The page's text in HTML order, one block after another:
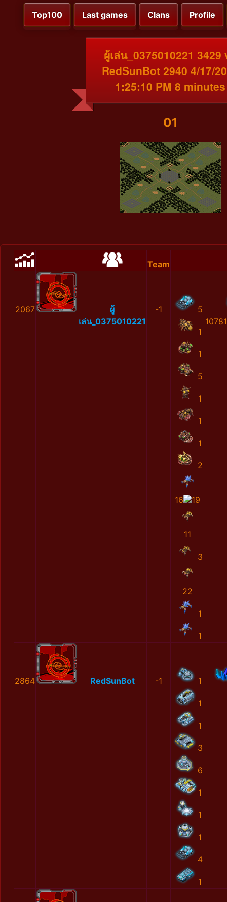
Top100 Last games Clans Profile
ผู้เล่น_0375010221 3429
RedSunBot 2940 4/17/
1:25:10 PM 8 minutes
01
Team
2067
ผู้
เล่น_0375010221
-1 5
1
1
5
1
1
1
2
16 19
11
3
22
1
1
2864 RedSunBot -1 1
1
1
3
6
1
1
1
4
1